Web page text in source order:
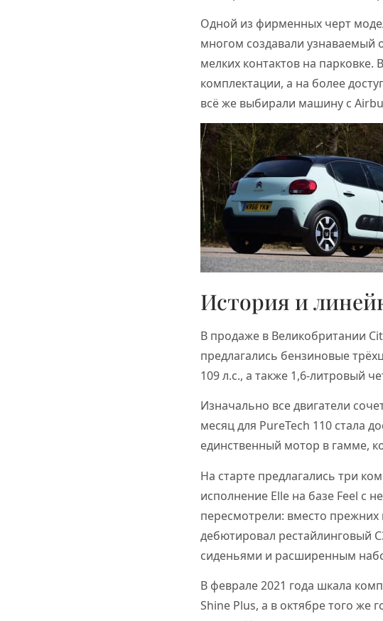
Одной из фирменных черт
многом создавали узнаваемый
мелких контактов на
комплектации, а на более
всё же выбирали машину с
История и
В продаже в Великобритании
предлагались бензиновые
109 л.с., а также 1,6-литровый
Изначально все двигатели
месяц для PureTech 110 стала
единственный мотор в гамме,
На старте предлагались три
исполнение Elle на базе Feel с
пересмотрели: вместо
дебютировал рестайлинговый
сиденьями и расширенным
В феврале 2021 года шкала
Shine Plus, а в октябре того же